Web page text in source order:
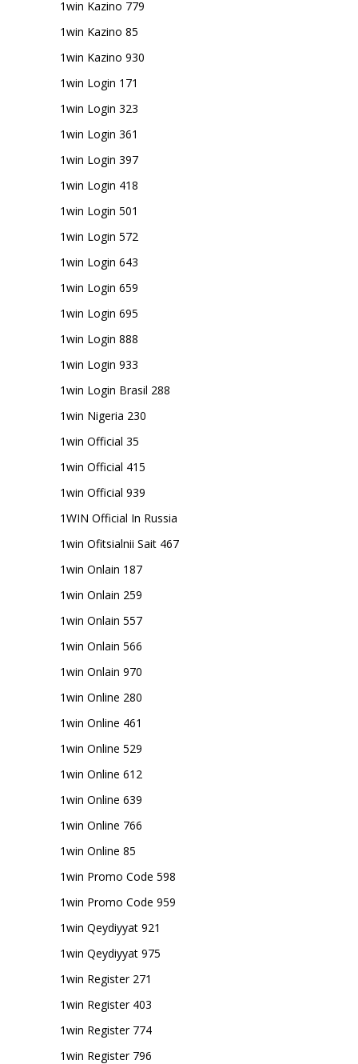
1win Kazino 779
1win Kazino 85
1win Kazino 930
1win Login 171
1win Login 323
1win Login 361
1win Login 397
1win Login 418
1win Login 501
1win Login 572
1win Login 643
1win Login 659
1win Login 695
1win Login 888
1win Login 933
1win Login Brasil 288
1win Nigeria 230
1win Official 35
1win Official 415
1win Official 939
1WIN Official In Russia
1win Ofitsialnii Sait 467
1win Onlain 187
1win Onlain 259
1win Onlain 557
1win Onlain 566
1win Onlain 970
1win Online 280
1win Online 461
1win Online 529
1win Online 612
1win Online 639
1win Online 766
1win Online 85
1win Promo Code 598
1win Promo Code 959
1win Qeydiyyat 921
1win Qeydiyyat 975
1win Register 271
1win Register 403
1win Register 774
1win Register 796